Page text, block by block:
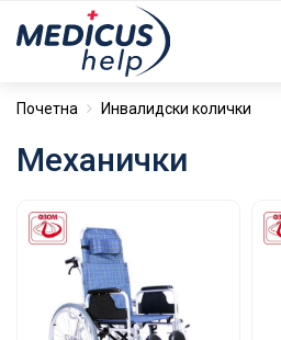
Почетна Инвалидски колички
Механички